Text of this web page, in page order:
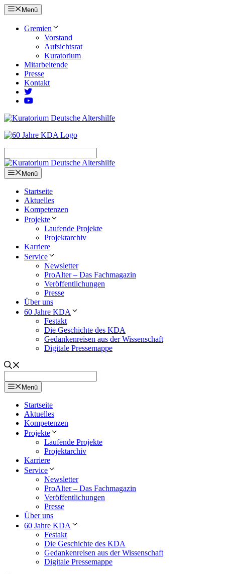
Zum
Inhalt
springen
Menü
Gremien
Vorstand
Aufsichtsrat
Kuratorium
Mitarbeitende
Presse
Kontakt
Menü
Startseite
Aktuelles
Kompetenzen
Projekte
Laufende Projekte
Projektarchiv
Karriere
Service
Newsletter
ProAlter – Das Fachmagazin
Veröffentlichungen
Presse
Über uns
60 Jahre KDA
Festakt
Die Geschichte des KDA
Gedankenreisen aus der Wissenschaft
Digitale Pressemappe
Menü
Startseite
Aktuelles
Kompetenzen
Projekte
Laufende Projekte
Projektarchiv
Karriere
Service
Newsletter
ProAlter – Das Fachmagazin
Veröffentlichungen
Presse
Über uns
60 Jahre KDA
Festakt
Die Geschichte des KDA
Gedankenreisen aus der Wissenschaft
Digitale Pressemappe